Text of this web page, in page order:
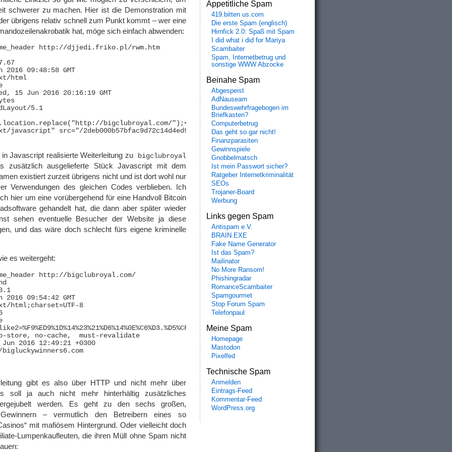
schwerer zu machen. Hier ist die Demonstration mit
übrigens relativ schnell zum Punkt kommt – wer eine
hat, möge sich einfach abwenden:
http://djjedi.friko.pl/rwm.htm
09:48:58 GMT
html
15 Jun 2016 20:16:19 GMT
5.1
bigclubroyal.com/");</script><!-- FOOTER //]]>'"</script></iframe></noembed></
src="/2deb000b57bfac9d72c14d4ed967b572.js?d=ZGpqZWRpLmZyaWtvLnBs"></script>
Javascript realisierte Weiterleitung zu bigclubroyal
zusätzlich ausgelieferte Stück Javascript mit dem
existiert zurzeit übrigens nicht und ist dort wohl nur
Verwendungen des gleichen Codes verblieben. Ich
hier um eine vorübergehend für eine Handvoll Bitcoin
gehandelt hat, die dann aber später wieder
sehen eventuelle Besucher der Website ja diese
und das wäre doch schlecht fürs eigene kriminelle
es weitergeht:
http://bigclubroyal.com/
09:54:42 GMT
html;charset=UTF-8
store, no-cache,  must-revalidate
2016 12:49:21 +0300
gibt es also über HTTP und nicht mehr über
soll ja auch nicht mehr hinterhältig zusätzliches
werden. Es geht zu den sechs großen,
Gewinnern – vermutlich den Betreibern eines so
mit mafiösem Hintergrund. Oder vielleicht doch
Lumpenkaufleuten, die ihren Müll ohne Spam nicht
Appetitliche Spam
419.bitten us.com
Die erste Spam (englisch)
Hirnfick 2.0: Spaß mit Spam
I did what i did for Mariya
Scambaiter
Spam, Internetbetrug und
sonstige WWW Abzocke
Beinahe Spam
Abgespeist
AdNauseam
Bundeswehrfragebogen im
Briefkasten?
Computerbetrug
Das geht so gar nicht!
Finanzparasiten
Gewinnspiele
Gnobbelmatsch
Ist mein Passwort sicher?
Ratgeber Internetkriminalität
SEOs
Trojaner-Board
Werbung
Links gegen Spam
Antispam e.V.
BRAIN.EXE
Fake Name Generator
Ist das Spam?
Mailinator
No More Ransom!
Phishingradar
RomanceScambaiter
Spamgourmet
Stop Forum Spam
Telefonpaul
Meine Spam
Homepage
Mastodon
Pixelfed
Technische Spam
Anmelden
Eintrags-Feed
Kommentar-Feed
WordPress.org